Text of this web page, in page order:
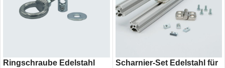
Ringschraube Edelstahl
Scharnier-Set Edelstahl für